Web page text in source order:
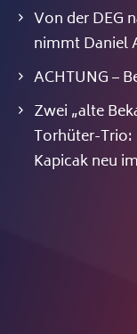
Von der DEG
nimmt Daniel
ACHTUNG –
Zwei „alte
Torhüter-Trio:
Kapicak neu